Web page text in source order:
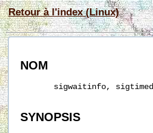
Retour à l'index (Linux)
NOM
sigwaitinfo,
SYNOPSIS